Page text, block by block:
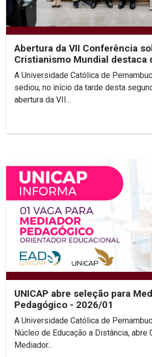
Abertura da VII Conferência
Cristianismo Mundial destaca
diversidade religiosa e...
A Universidade Católica de
sediou, no início da tarde desta
abertura da VII...
UNICAP abre seleção para
Pedagógico - 2026/01
A Universidade Católica de
Núcleo de Educação a Distância, abre
Mediador...